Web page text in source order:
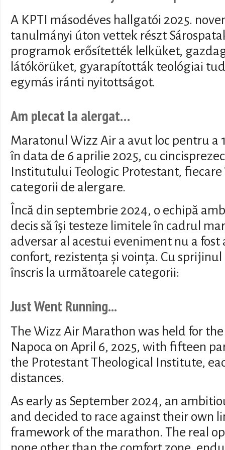
A KPTI másodéves hallgatói 2025.
tanulmányi úton vettek részt
programok erősítették lelküket,
látókörüket, gyarapították teológiai
egymás iránti nyitottságot.
Am plecat la alergat…
Maratonul Wizz Air a avut loc pentru a
în data de 6 aprilie 2025, cu
Institutului Teologic Protestant,
categorii de alergare.
Încă din septembrie 2024, o echipă
decis să își testeze limitele în cadrul
adversar al acestui eveniment nu a
confort, rezistența și voința. Cu
înscris la următoarele categorii:
Just Went Running...
The Wizz Air Marathon was held for
Napoca on April 6, 2025, with fifteen
the Protestant Theological Institute,
distances.
As early as September 2024, an
and decided to race against their own
framework of the marathon. The real